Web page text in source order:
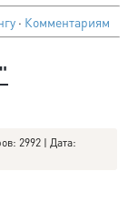
· Комментариям
2992 | Дата: